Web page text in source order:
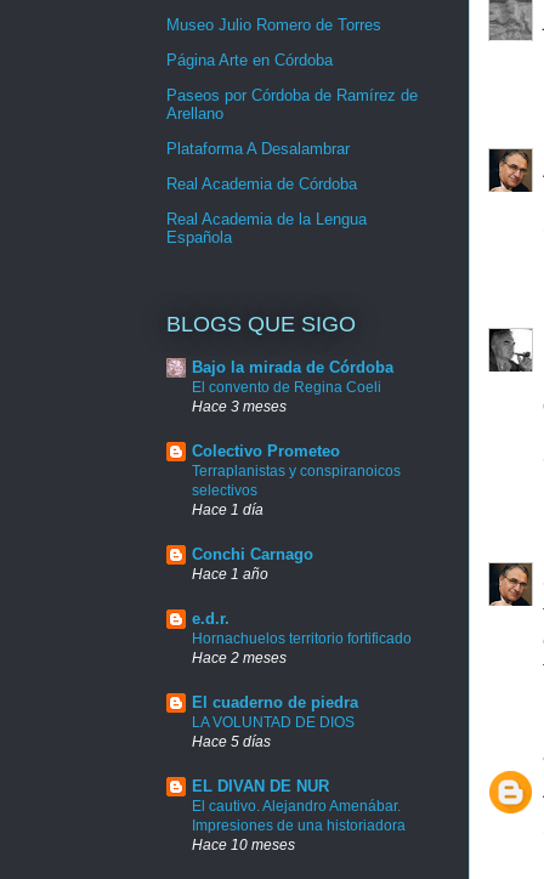
Museo Julio Romero de Torres
Página Arte en Córdoba
Paseos por Córdoba de Ramírez de
Arellano
Plataforma A Desalambrar
Real Academia de Córdoba
Real Academia de la Lengua
Española
BLOGS QUE SIGO
Bajo la mirada de Córdoba
El convento de Regina Coeli
Hace 3 meses
Colectivo Prometeo
Terraplanistas y conspiranoicos
selectivos
Hace 1 día
Conchi Carnago
Hace 1 año
e.d.r.
Hornachuelos territorio fortificado
Hace 2 meses
El cuaderno de piedra
LA VOLUNTAD DE DIOS
Hace 5 días
EL DIVAN DE NUR
El cautivo. Alejandro Amenábar.
Impresiones de una historiadora
Hace 10 meses